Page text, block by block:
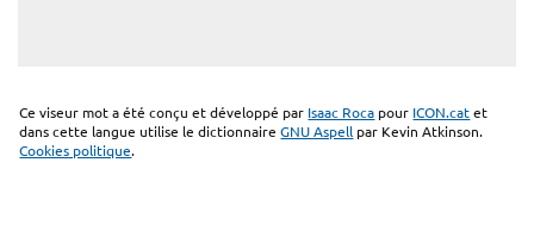
Ce viseur mot a été conçu et développé par Isaac Roca pour ICON.catet
dans cette langue utilise le dictionnaireGNU Aspell par Kevin Atkinson.
Cookies politique.